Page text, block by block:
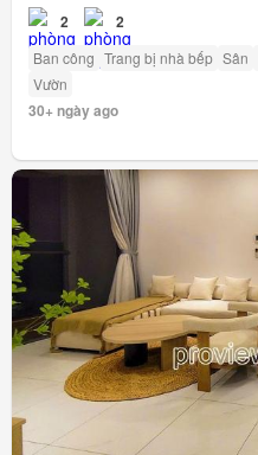
2 2
Ban công Trang bị nhà bếp Sân
Vườn
30+ ngày ago